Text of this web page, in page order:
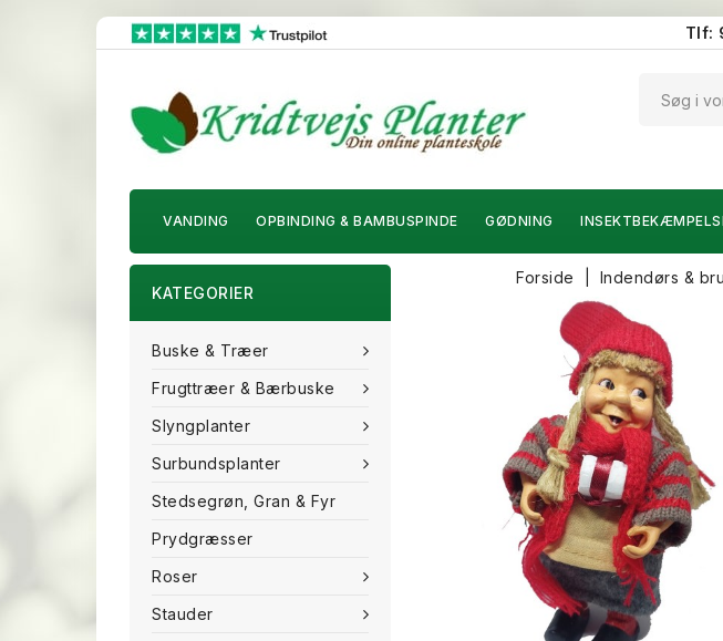
Tlf:
VANDING OPBINDING & BAMBUSPINDE GØDNING
KATEGORIER
Buske & Træer
Frugttræer & Bærbuske
Slyngplanter
Surbundsplanter
Stedsegrøn, Gran & Fyr
Prydgræsser
Roser
Stauder
Forside Indendørs &